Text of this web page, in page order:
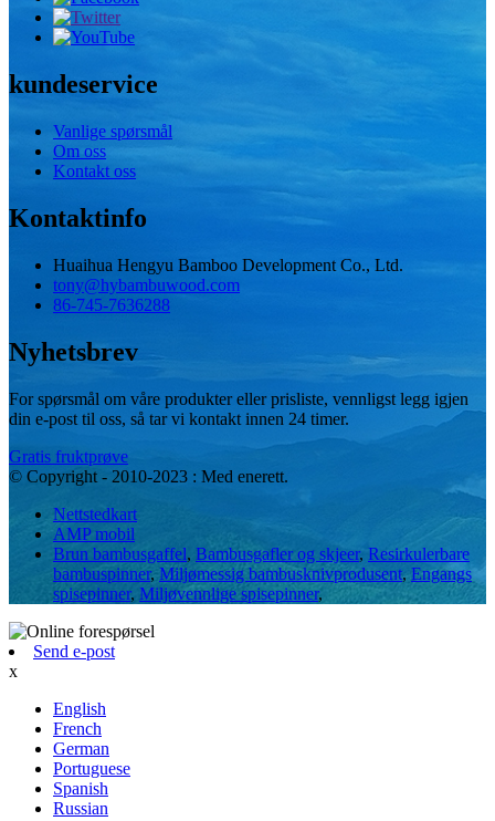
kundeservice
Vanlige spørsmål
Om oss
Kontakt oss
Kontaktinfo
Huaihua Hengyu Bamboo Development Co., Ltd.
tony@hybambuwood.com
86-745-7636288
Nyhetsbrev
For spørsmål om våre produkter eller prisliste, vennligst legg igjen
din e-post til oss, så tar vi kontakt innen 24 timer.
Gratis fruktprøve
© Copyright - 2010-2023 : Med enerett.
Nettstedkart
AMP mobil
Brun bambusgaffel, Bambusgafler og skjeer, Resirkulerbare
bambuspinner,Miljømessig bambusknivprodusent,Engangs
spisepinner, Miljøvennlige spisepinner,
Send e-post
x
English
French
German
Portuguese
Spanish
Russian